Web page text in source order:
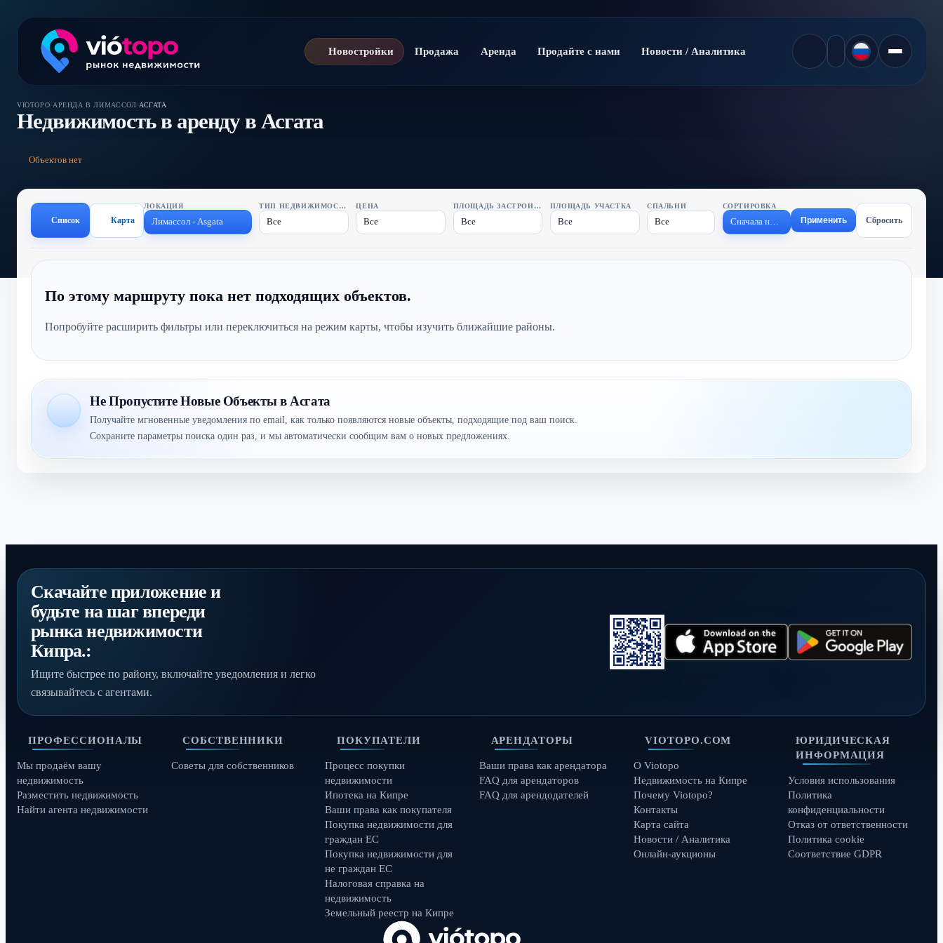
Новостройки Продажа Аренда Продайте с нами Новости / Аналитика
VIOTOPO/АРЕНДА В ЛИМАССОЛ/АСГАТА
Недвижимость в аренду в Асгата
Объектов нет
Список Карта
ЛОКАЦИЯ
Лимассол - Asgata
ТИП НЕДВИЖИМОСТИ
Все
ЦЕНА
Все
ПЛОЩАДЬ ЗАСТРОЙКИ
Все
ПЛОЩАДЬ УЧАСТКА
Все
СПАЛЬНИ
Все
СОРТИРОВКА
Сначала новые Применить Сбросить
По этому маршруту пока нет подходящих объектов.
Попробуйте расширить фильтры или переключиться на режим карты, чтобы изучить ближайшие районы.
Не Пропустите Новые Объекты в Асгата
Получайте мгновенные уведомления по email, как только появляются новые объекты, подходящие под ваш поиск.
Сохраните параметры поиска один раз, и мы автоматически сообщим вам о новых предложениях.
Скачайте приложение и
будьте на шаг впереди
рынка недвижимости
Кипра.:
Ищите быстрее по району, включайте уведомления и легко
связывайтесь с агентами.
ПРОФЕССИОНАЛЫ
Мы продаём вашу
недвижимость
Разместить недвижимость
Найти агента недвижимости
СОБСТВЕННИКИ
Советы для собственников
ПОКУПАТЕЛИ
Процесс покупки
недвижимости
Ипотека на Кипре
Ваши права как покупателя
Покупка недвижимости для
граждан ЕС
Покупка недвижимости для
не граждан ЕС
Налоговая справка на
недвижимость
Земельный реестр на Кипре
АРЕНДАТОРЫ
Ваши права как арендатора
FAQ для арендаторов
FAQ для арендодателей
VIOTOPO.COM
О Viotopo
Недвижимость на Кипре
Почему Viotopo?
Контакты
Карта сайта
Новости / Аналитика
Онлайн-аукционы
ЮРИДИЧЕСКАЯ
ИНФОРМАЦИЯ
Условия использования
Политика
конфиденциальности
Отказ от ответственности
Политика cookie
Соответствие GDPR